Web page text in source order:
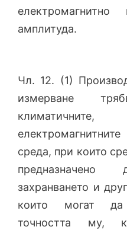
амплитуда.
Чл. 12. (1)
измерване
среда, при които
захранването и
които могат да
точността му,